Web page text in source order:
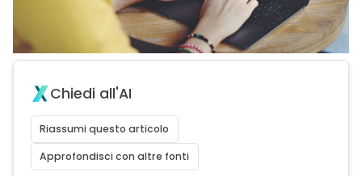
Chiedi all'AI
Riassumi questo articolo
Approfondisci con altre fonti